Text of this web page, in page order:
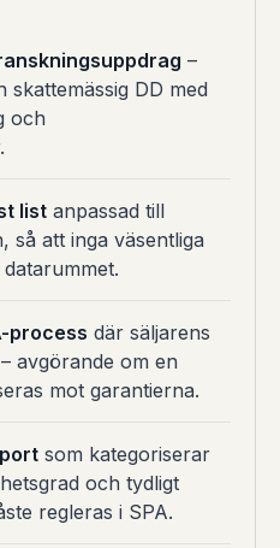
–
skattemässig DD med
och
list anpassad till
så att inga väsentliga
process där säljarens
avgörande om en
mot garantierna.
som kategoriserar
och tydligt
regleras i SPA.